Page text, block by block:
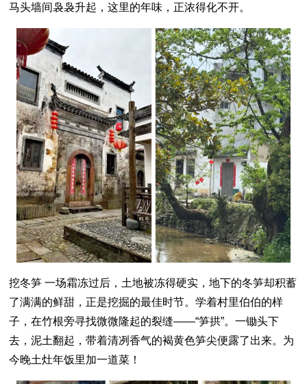
马头墙间袅袅升起，这里的年味，正浓得化不开。
挖冬笋 一场霜冻过后，土地被冻得硬实，地下的冬笋却积蓄
了满满的鲜甜，正是挖掘的最佳时节。学着村里伯伯的样
子，在竹根旁寻找微微隆起的裂缝——“笋拱”。一锄头下
去，泥土翻起，带着清冽香气的褐黄色笋尖便露了出来。为
今晚土灶年饭里加一道菜！